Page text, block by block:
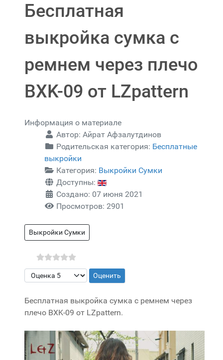
Бесплатная
выкройка сумка с
ремнем через плечо
BXK-09 от LZpattern
Информация о материале
Автор: Айрат Афзалутдинов
Родительская категория: Бесплатные
выкройки
Категория: Выкройки Сумки
Доступны:
Создано: 07 июня 2021
Просмотров: 2901
Выкройки Сумки
Пожалуйста, оцените
Бесплатная выкройка сумка с ремнем через
плечо BXK-09 от LZpattern.